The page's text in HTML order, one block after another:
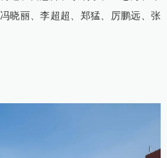
晓丽、李超超、郑猛、厉鹏远、张